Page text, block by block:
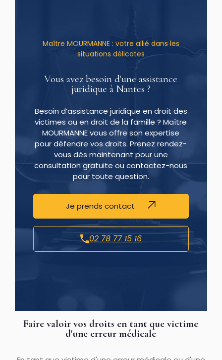
Maître MOURMANNE : votre allié dans les
situations délicates
Vous avez besoin d'une assistance
juridique à Nantes ?
Besoin d’assistance juridique en droit des
victimes ou en droit de la famille ? Maître
MOURMANNE vous offre son expertise
pour défendre vos droits. Prenez rendez-
vous dès maintenant pour une
consultation gratuite ou contactez-nous
pour toute question.
Je prends contact
02 78 77 15 16
Faire valoir vos droits en tant que victime
d'une erreur médicale